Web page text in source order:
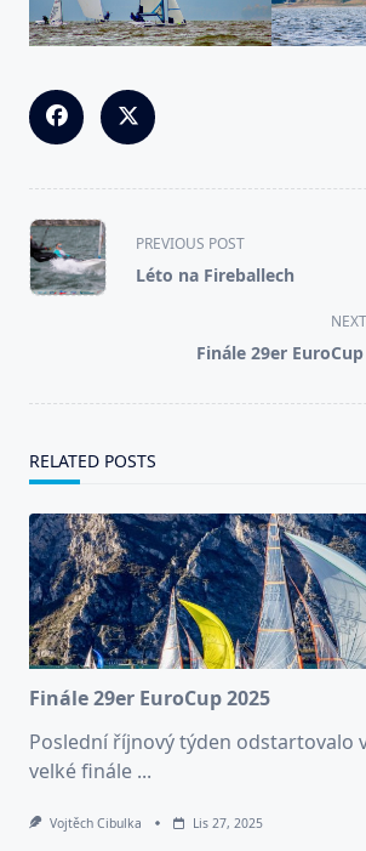
<span
class="nav-
subtitle
PREVIOUS POST
Léto na Fireballech
Finále 29er
RELATED POSTS
Finále 29er EuroCup 2025
Poslední říjnový týden odstartovalo
velké finále ...
Vojtěch Cibulka Lis 27, 2025